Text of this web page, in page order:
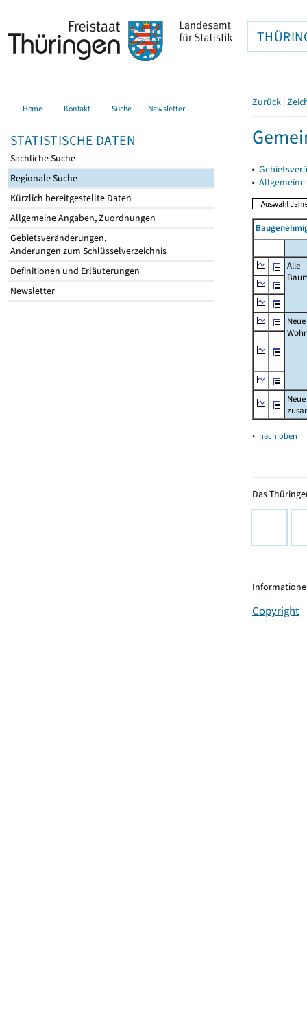
Home Kontakt Suche Newsletter
STATISTISCHE DATEN
Sachliche Suche
Regionale Suche
Kürzlich bereitgestellte Daten
Allgemeine Angaben, Zuordnungen
Gebietsveränderungen,
Änderungen zum Schlüsselverzeichnis
Definitionen und Erläuterungen
Newsletter
Zurück |
▸
▸
Alle
Neue
▴ nach oben
Das
Copyright